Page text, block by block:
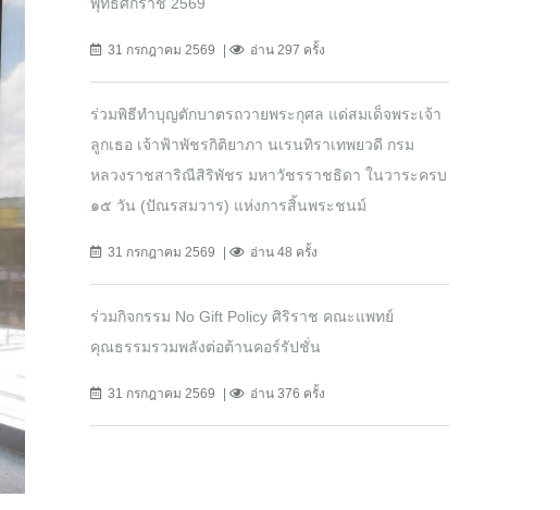
พุทธศักราช 2569
31 กรกฎาคม 2569 อ่าน 297 ครั้ง
ร่วมพิธีทำบุญตักบาตรถวายพระกุศล แด่สมเด็จพระเจ้า
ลูกเธอ เจ้าฟ้าพัชรกิติยาภา นเรนทิราเทพยวดี กรม
หลวงราชสาริณีสิริพัชร มหาวัชรราชธิดา ในวาระครบ
๑๕ วัน (ปัณรสมวาร) แห่งการสิ้นพระชนม์
31 กรกฎาคม 2569 อ่าน 48 ครั้ง
ร่วมกิจกรรม No Gift Policy ศิริราช คณะแพทย์
คุณธรรมรวมพลังต่อต้านคอร์รัปชั่น
31 กรกฎาคม 2569 อ่าน 376 ครั้ง